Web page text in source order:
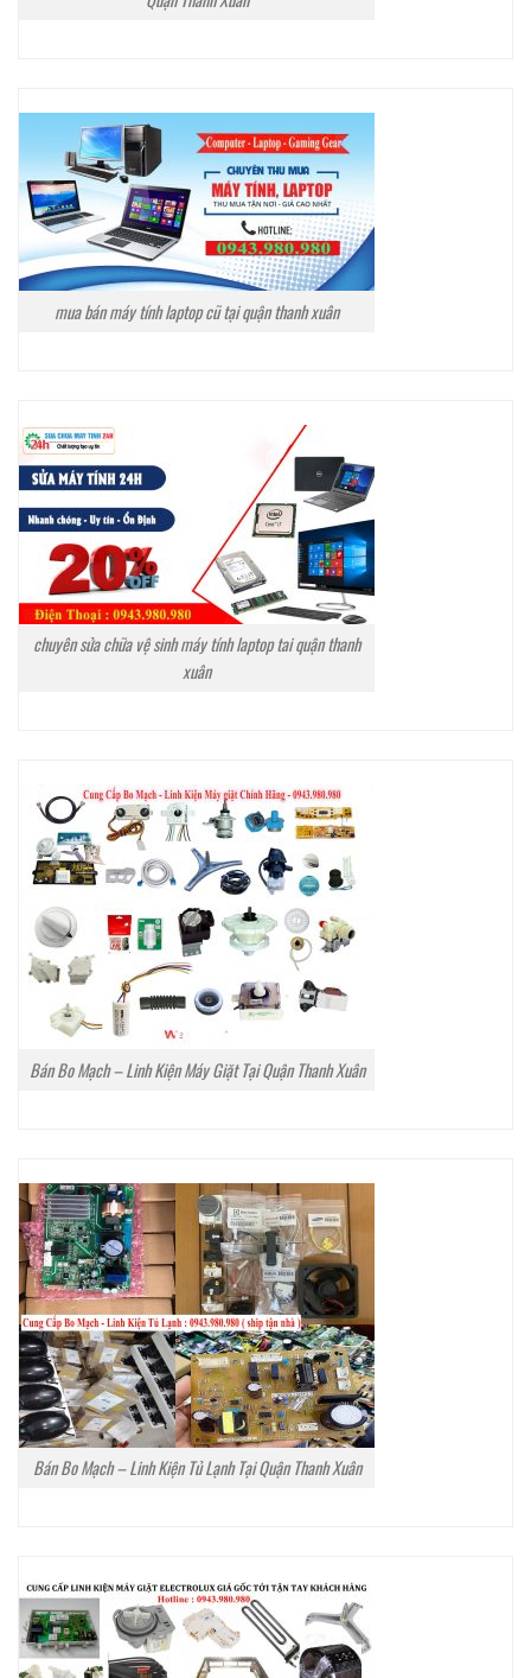
mua bán máy tính laptop cũ tại quận thanh xuân
chuyên sửa chữa vệ sinh máy tính laptop tai quận thanh
xuân
Bán Bo Mạch – Linh Kiện Máy Giặt Tại Quận Thanh Xuân
Bán Bo Mạch – Linh Kiện Tủ Lạnh Tại Quận Thanh Xuân